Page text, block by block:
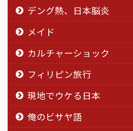
デング熱、日本脳炎
メイド
カルチャーショック
フィリピン旅行
現地でウケる日本
俺のビサヤ語